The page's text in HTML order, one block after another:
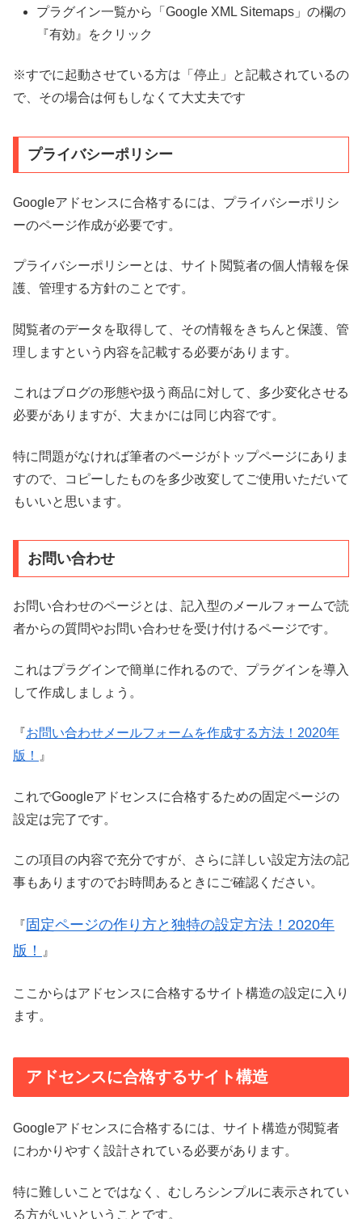
プラグイン一覧から「Google XML Sitemaps」の欄の
『有効』をクリック
※すでに起動させている方は「停止」と記載されているの
で、その場合は何もしなくて大丈夫です
プライバシーポリシー
Googleアドセンスに合格するには、プライバシーポリシ
ーのページ作成が必要です。
プライバシーポリシーとは、サイト閲覧者の個人情報を保
護、管理する方針のことです。
閲覧者のデータを取得して、その情報をきちんと保護、管
理しますという内容を記載する必要があります。
これはブログの形態や扱う商品に対して、多少変化させる
必要がありますが、大まかには同じ内容です。
特に問題がなければ筆者のページがトップページにありま
すので、コピーしたものを多少改変してご使用いただいて
もいいと思います。
お問い合わせ
お問い合わせのページとは、記入型のメールフォームで読
者からの質問やお問い合わせを受け付けるページです。
これはプラグインで簡単に作れるので、プラグインを導入
して作成しましょう。
『お問い合わせメールフォームを作成する方法！2020年
版！
』
これでGoogleアドセンスに合格するための固定ページの
設定は完了です。
この項目の内容で充分ですが、さらに詳しい設定方法の記
事もありますのでお時間あるときにご確認ください。
『 固定ページの作り方と独特の設定方法！2020年
版！
』
ここからはアドセンスに合格するサイト構造の設定に入り
ます。
アドセンスに合格するサイト構造
Googleアドセンスに合格するには、サイト構造が閲覧者
にわかりやすく設計されている必要があります。
特に難しいことではなく、むしろシンプルに表示されてい
る方がいいということです。